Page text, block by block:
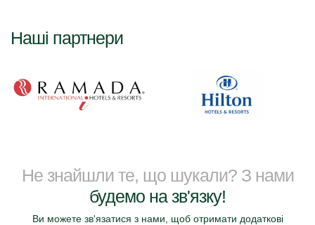
Наші партнери
Не знайшли те, що шукали? З нами
будемо на зв'язку!
Ви можете зв'язатися з нами, щоб отримати додаткові